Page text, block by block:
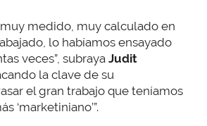
medido, muy calculado en
lo habíamos ensayado
veces”, subraya Judit
la clave de su
el gran trabajo que teníamos
‘marketiniano’”.